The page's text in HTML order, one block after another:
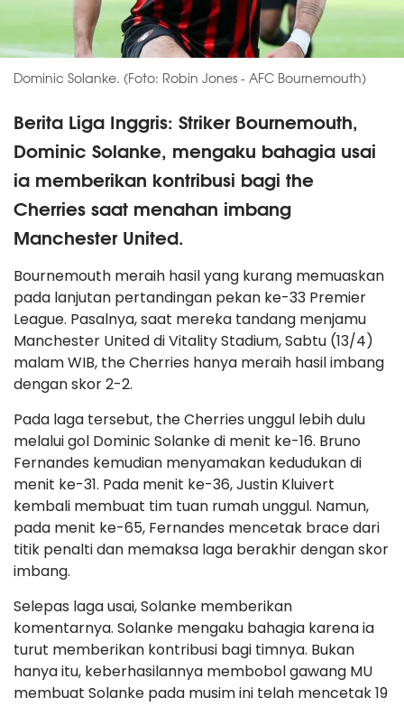
Dominic Solanke. (Foto: Robin Jones - AFC Bournemouth)
Berita Liga Inggris: Striker Bournemouth,
Dominic Solanke, mengaku bahagia usai
ia memberikan kontribusi bagi the
Cherries saat menahan imbang
Manchester United.
Bournemouth meraih hasil yang kurang memuaskan
pada lanjutan pertandingan pekan ke-33 Premier
League. Pasalnya, saat mereka tandang menjamu
Manchester United di Vitality Stadium, Sabtu (13/4)
malam WIB, the Cherries hanya meraih hasil imbang
dengan skor 2-2.
Pada laga tersebut, the Cherries unggul lebih dulu
melalui gol Dominic Solanke di menit ke-16. Bruno
Fernandes kemudian menyamakan kedudukan di
menit ke-31. Pada menit ke-36, Justin Kluivert
kembali membuat tim tuan rumah unggul. Namun,
pada menit ke-65, Fernandes mencetak brace dari
titik penalti dan memaksa laga berakhir dengan skor
imbang.
Selepas laga usai, Solanke memberikan
komentarnya. Solanke mengaku bahagia karena ia
turut memberikan kontribusi bagi timnya. Bukan
hanya itu, keberhasilannya membobol gawang MU
membuat Solanke pada musim ini telah mencetak 19